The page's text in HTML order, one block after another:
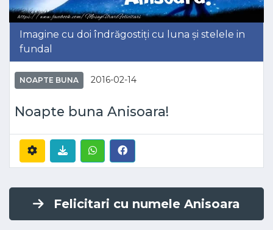
Imagine cu doi îndrăgostiți cu luna și stelele in
fundal
NOAPTE BUNA 2016-02-14
Noapte buna Anisoara!
Felicitari cu numele Anisoara